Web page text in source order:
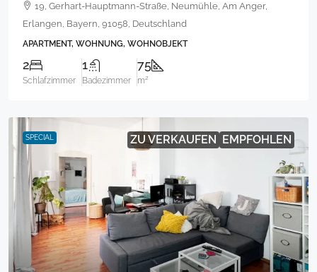
19, Gerhart-Hauptmann-Straße, Neumühle, Am Anger,
Erlangen, Bayern, 91058, Deutschland
APARTMENT, WOHNUNG, WOHNOBJEKT
2
Schlafzimmer
1
Badezimmer
75
m²
SPECIAL ZU VERKAUFEN EMPFOHLEN